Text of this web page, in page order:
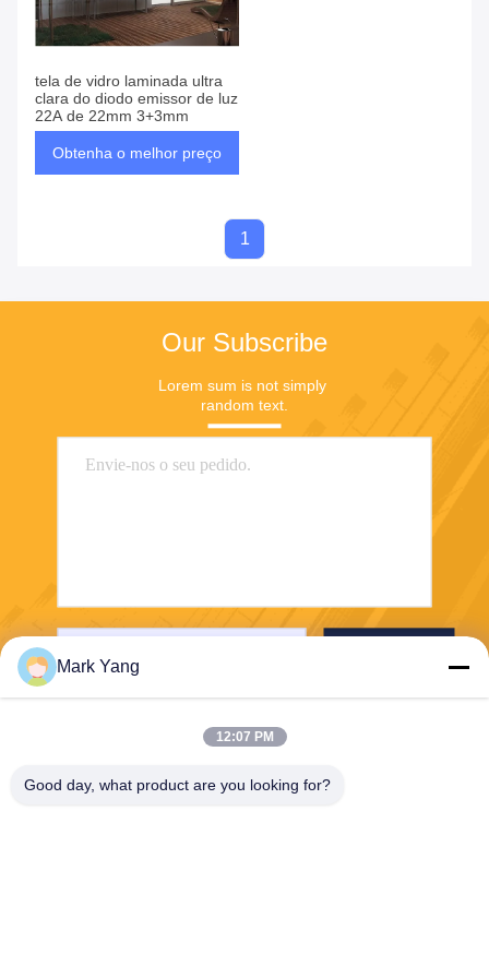
tela de vidro laminada ultra
clara do diodo emissor de luz
22A de 22mm 3+3mm
Obtenha o melhor preço
1
Our Subscribe
Lorem sum is not simply
random text.
Mark Yang
12:07 PM
Good day, what product are you looking for?